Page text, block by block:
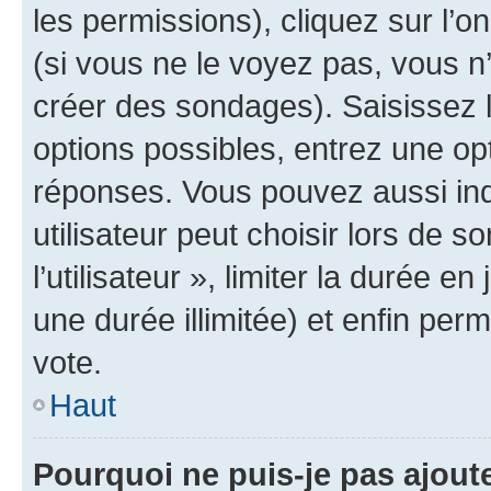
les permissions), cliquez sur
(si vous ne le voyez pas, vous
créer des sondages).
options possibles, entrez une
réponses. Vous pouvez aussi
utilisateur peut choisir lors de
l’utilisateur », limiter la durée
une durée illimitée) et enfin
vote.
Haut
Pourquoi ne puis-je pas